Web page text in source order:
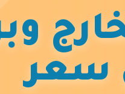
سعر